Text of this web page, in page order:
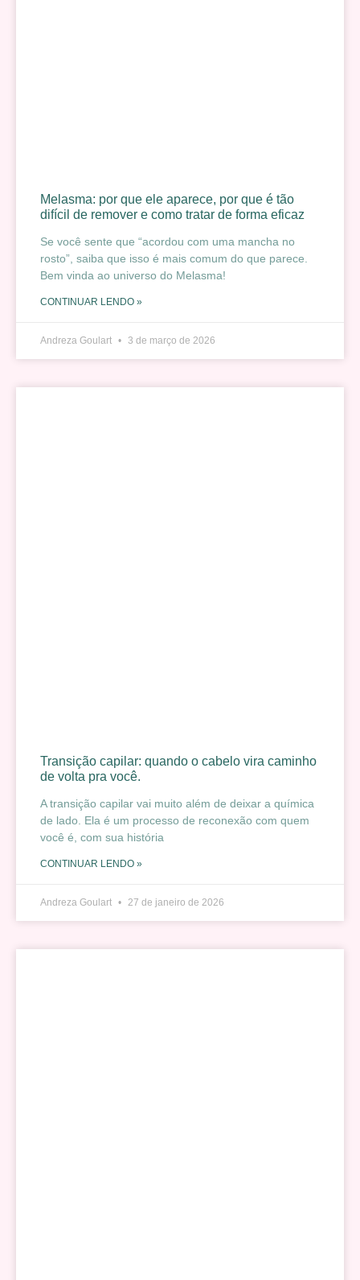
Melasma: por que ele aparece, por que é tão
difícil de remover e como tratar de forma eficaz
Se você sente que “acordou com uma mancha no
rosto”, saiba que isso é mais comum do que parece.
Bem vinda ao universo do Melasma!
CONTINUAR LENDO »
Andreza Goulart 3 de março de 2026
Transição capilar: quando o cabelo vira caminho
de volta pra você.
A transição capilar vai muito além de deixar a química
de lado. Ela é um processo de reconexão com quem
você é, com sua história
CONTINUAR LENDO »
Andreza Goulart 27 de janeiro de 2026